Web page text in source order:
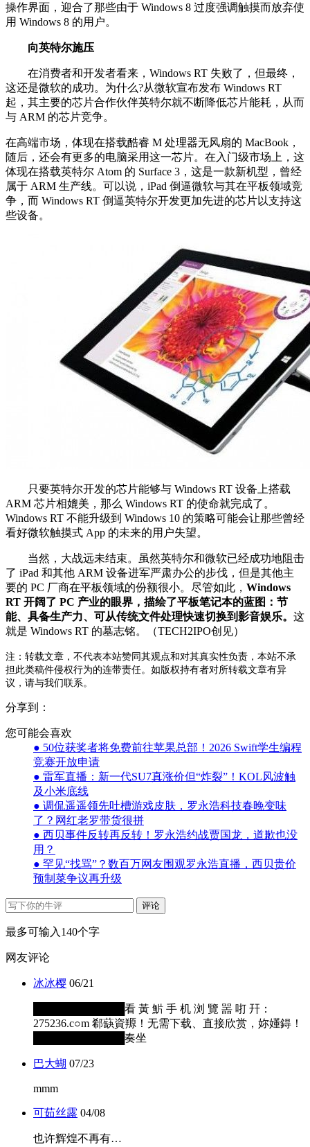
操作界面，迎合了那些由于 Windows 8 过度强调触摸而放弃使
用 Windows 8 的用户。
向英特尔施压
在消费者和开发者看来，Windows RT 失败了，但最终，
这还是微软的成功。为什么?从微软宣布发布 Windows RT
起，其主要的芯片合作伙伴英特尔就不断降低芯片能耗，从而
与 ARM 的芯片竞争。
在高端市场，体现在搭载酷睿 M 处理器无风扇的 MacBook，
随后，还会有更多的电脑采用这一芯片。在入门级市场上，这
体现在搭载英特尔 Atom 的 Surface 3，这是一款新机型，曾经
属于 ARM 生产线。可以说，iPad 倒逼微软与其在平板领域竞
争，而 Windows RT 倒逼英特尔开发更加先进的芯片以支持这
些设备。
只要英特尔开发的芯片能够与 Windows RT 设备上搭载
ARM 芯片相媲美，那么 Windows RT 的使命就完成了。
Windows RT 不能升级到 Windows 10 的策略可能会让那些曾经
看好微软触摸式 App 的未来的用户失望。
当然，大战远未结束。虽然英特尔和微软已经成功地阻击
了 iPad 和其他 ARM 设备进军严肃办公的步伐，但是其他主
要的 PC 厂商在平板领域的份额很小。尽管如此， Windows
RT 开阔了 PC 产业的眼界，描绘了平板笔记本的蓝图：节
能、具备生产力、可从传统文件处理快速切换到影音娱乐。 这
就是 Windows RT 的墓志铭。（TECH2IPO创见）
注：转载文章，不代表本站赞同其观点和对其真实性负责，本站不承
担此类稿件侵权行为的连带责任。如版权持有者对所转载文章有异
议，请与我们联系。
分享到：
您可能会喜欢
● 50位获奖者将免费前往苹果总部！2026 Swift学生编程
竞赛开放申请
● 雷军直播：新一代SU7真涨价但“炸裂”！KOL风波触
及小米底线
● 调侃遥遥领先吐槽游戏皮肤，罗永浩科技春晚变味
了？网红老罗带货很拼
● 西贝事件反转再反转！罗永浩约战贾国龙，道歉也没
用？
● 罕见“找骂”？数百万网友围观罗永浩直播，西贝贵价
预制菜争议再升级
评论
最多可输入140个字
网友评论
冰冰樱 06/21
████████████看 黃 魸 手 机 浏 覽 噐 咑 幵：
275236.c○m 郗蒛資羱！无需下载、直接欣赏，妳嬞鍀！
████████████奏坐
巴大蝴 07/23
mmm
可茹丝露 04/08
也许辉煌不再有…